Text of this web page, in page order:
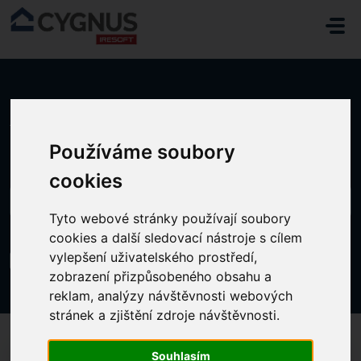
Používáme soubory
cookies
Tyto webové stránky používají soubory
cookies a další sledovací nástroje s cílem
vylepšení uživatelského prostředí,
zobrazení přizpůsobeného obsahu a
reklam, analýzy návštěvnosti webových
stránek a zjištění zdroje návštěvnosti.
Souhlasím
Přeskočit na hlavní obsah
Zobrazení zůstatku dovolené
Změněno dne Čt, 25 Září, 2025 v 9:57 DOPOLEDNE